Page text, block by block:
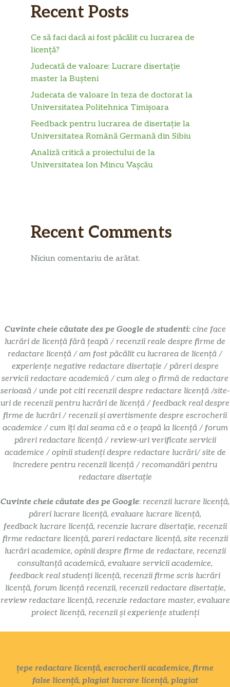
Recent Posts
Ce să faci dacă ai fost păcălit cu lucrarea de
licență?
Judecată de valoare: Lucrare disertație
master la Bușteni
Judecata de valoare în teza de doctorat la
Universitatea Politehnica Timișoara
Feedback pentru lucrarea de disertație la
Universitatea Română Germană din Sibiu
Analiză critică a proiectului de la
Universitatea Ion Mincu Vașcău
Recent Comments
Niciun comentariu de arătat.
Cuvinte cheie căutate des pe Google de studenti: cine face
lucrări de licență fără țeapă / recenzii reale despre firme de
redactare licență / am fost păcălit cu lucrarea de licență /
experiențe negative redactare disertație / păreri despre
servicii redactare academică / cum aleg o firmă de redactare
serioasă / unde pot citi recenzii despre redactare licență /site-
uri de recenzii pentru lucrări de licență / feedback real despre
firme de lucrări / recenzii și avertismente despre escrocherii
academice / cum îți dai seama că e o țeapă la licență / forum
păreri redactare licență / review-uri verificate servicii
academice / opinii studenți despre redactare lucrări/ site de
încredere pentru recenzii licență / recomandări pentru
redactare disertație
Cuvinte cheie căutate des pe Google: recenzii lucrare licență,
păreri lucrare licență, evaluare lucrare licență,
feedback lucrare licență, recenzie lucrare disertație, recenzii
firme redactare licență, pareri redactare licență, site recenzii
lucrări academice, opinii despre firme de redactare, recenzii
consultanță academică, evaluare servicii academice,
feedback real studenți licență, recenzii firme scris lucrări
licență, forum licență recenzii, recenzii redactare disertație,
review redactare licență, recenzie redactare master, evaluare
proiect licență, recenzii și experiențe studenți
țepe redactare licență, escrocherii academice, firme
false licență, plagiat lucrare licență, plagiat